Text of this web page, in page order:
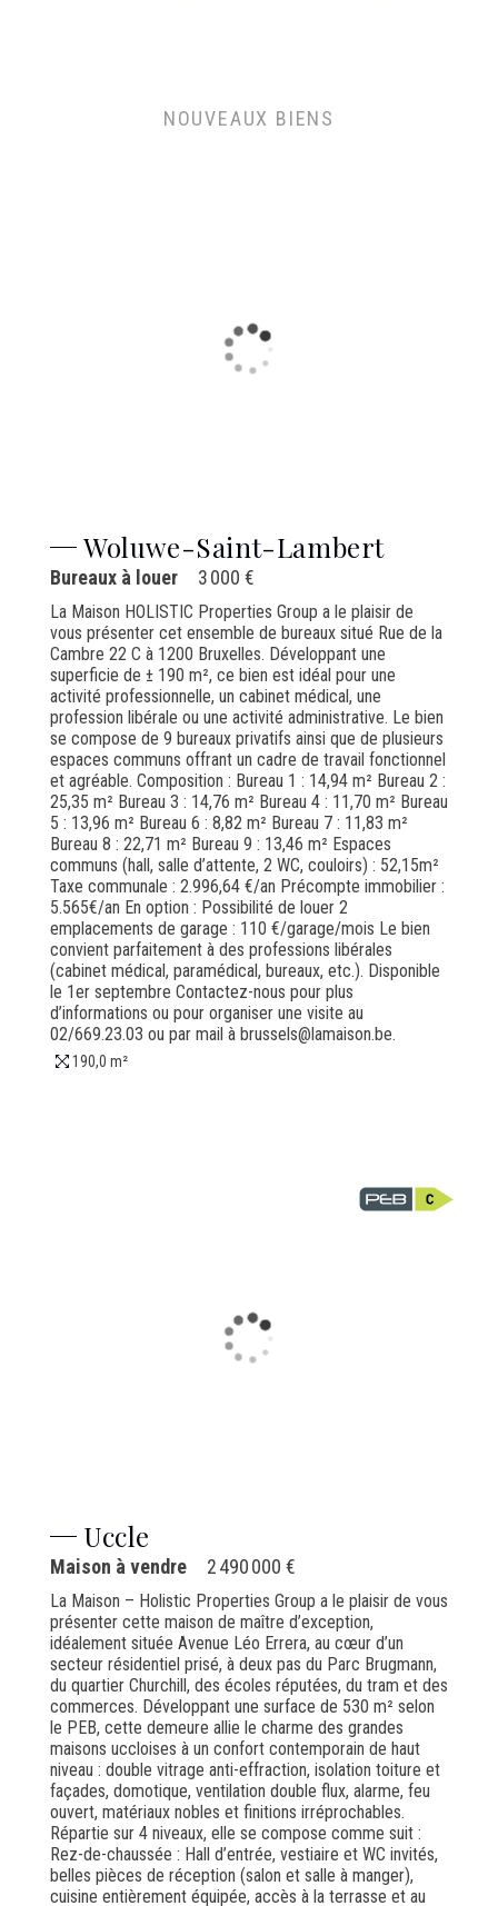
NOUVEAUX BIENS
Woluwe-Saint-Lambert
3 000 €
Bureaux à louer
La Maison HOLISTIC Properties Group a le plaisir de
vous présenter cet ensemble de bureaux situé Rue de la
Cambre 22 C à 1200 Bruxelles. Développant une
superficie de ± 190 m², ce bien est idéal pour une
activité professionnelle, un cabinet médical, une
profession libérale ou une activité administrative. Le bien
se compose de 9 bureaux privatifs ainsi que de plusieurs
espaces communs offrant un cadre de travail fonctionnel
et agréable. Composition : Bureau 1 : 14,94 m² Bureau 2 :
25,35 m² Bureau 3 : 14,76 m² Bureau 4 : 11,70 m² Bureau
5 : 13,96 m² Bureau 6 : 8,82 m² Bureau 7 : 11,83 m²
Bureau 8 : 22,71 m² Bureau 9 : 13,46 m² Espaces
communs (hall, salle d’attente, 2 WC, couloirs) : 52,15m²
Taxe communale : 2.996,64 €/an Précompte immobilier :
5.565€/an En option : Possibilité de louer 2
emplacements de garage : 110 €/garage/mois Le bien
convient parfaitement à des professions libérales
(cabinet médical, paramédical, bureaux, etc.). Disponible
le 1er septembre Contactez-nous pour plus
d’informations ou pour organiser une visite au
02/669.23.03 ou par mail à brussels@lamaison.be.
190,0 m²
Uccle
2 490 000 €
Maison à vendre
La Maison – Holistic Properties Group a le plaisir de vous
présenter cette maison de maître d’exception,
idéalement située Avenue Léo Errera, au cœur d’un
secteur résidentiel prisé, à deux pas du Parc Brugmann,
du quartier Churchill, des écoles réputées, du tram et des
commerces. Développant une surface de 530 m² selon
le PEB, cette demeure allie le charme des grandes
maisons uccloises à un confort contemporain de haut
niveau : double vitrage anti-effraction, isolation toiture et
façades, domotique, ventilation double flux, alarme, feu
ouvert, matériaux nobles et finitions irréprochables.
Répartie sur 4 niveaux, elle se compose comme suit :
Rez-de-chaussée : Hall d’entrée, vestiaire et WC invités,
belles pièces de réception (salon et salle à manger),
cuisine entièrement équipée, accès à la terrasse et au